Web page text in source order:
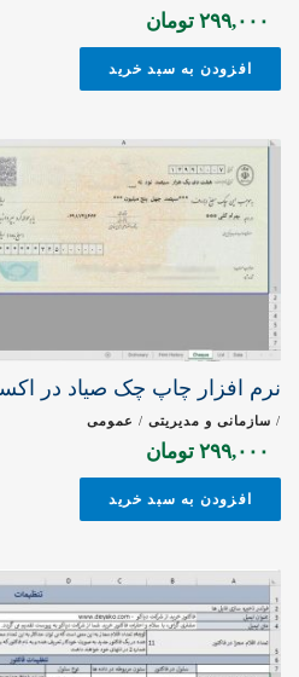
۲۹۹,۰۰۰ تومان
افزودن به سبد خرید
نرم افزار چاپ چک صیاد در
/ سازمانی و مدیریتی / عمومی
۲۹۹,۰۰۰ تومان
افزودن به سبد خرید